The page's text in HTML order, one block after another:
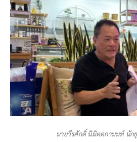
นายวีรศักดิ์ นิมิตตกานนท์ นัก